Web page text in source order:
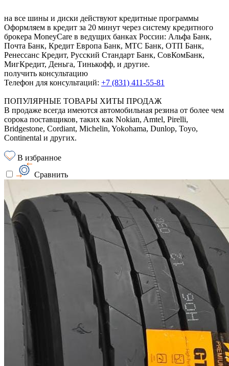
на все шины и диски действуют кредитные программы
Оформляем в кредит за 20 минут через систему кредитного
брокера MoneyCare в ведущих банках России: Альфа Банк,
Почта Банк, Кредит Европа Банк, МТС Банк, ОТП Банк,
Ренессанс Кредит, Русский Стандарт Банк, СовКомБанк,
МигКредит, Деньга, Тинькофф, и другие.
получить консультацию
Телефон для консультаций: +7 (831) 411-55-81
ПОПУЛЯРНЫЕ ТОВАРЫ ХИТЫ ПРОДАЖ
В продаже всегда имеются автомобильная резина от более чем
сорока поставщиков, таких как Nokian, Amtel, Pirelli,
Bridgestone, Cordiant, Michelin, Yokohama, Dunlop, Toyo,
Continental и других.
В избранное
Сравнить